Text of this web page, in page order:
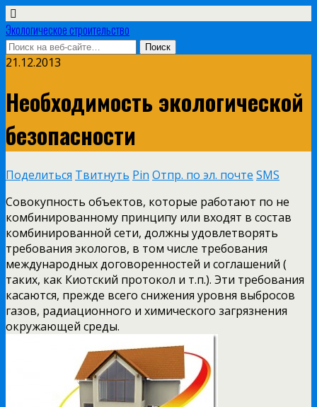
Экологическое строительство
21.12.2013
Необходимость экологической
безопасности
Поделиться Твитнуть Pin Отпр. по эл. почте SMS
Совокупность объектов, которые работают по не
комбинированному принципу или входят в состав
комбинированной сети, должны удовлетворять
требования экологов, в том числе требования
международных договоренностей и соглашений (
таких, как Киотский протокол и т.п.). Эти требования
касаются, прежде всего снижения уровня выбросов
газов, радиационного и химического загрязнения
окружающей среды.